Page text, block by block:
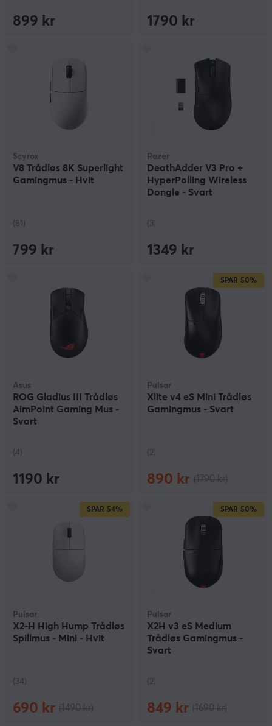
899 kr 1790 kr
Scyrox
V8 Trådløs 8K Superlight
Gamingmus - Hvit
(81)
799 kr
Razer
DeathAdder V3 Pro +
HyperPolling Wireless
Dongle - Svart
(3)
1349 kr
Asus
ROG Gladius III Trådløs
AimPoint Gaming Mus -
Svart
(4)
1190 kr
SPAR 50%
Pulsar
Xlite v4 eS Mini Trådløs
Gamingmus - Svart
(2)
890 kr
SPAR 54%
Pulsar
X2-H High Hump Trådløs
Spillmus - Mini - Hvit
(34)
690 kr
SPAR 50%
Pulsar
X2H v3 eS Medium
Trådløs Gamingmus -
Svart
(2)
849 kr